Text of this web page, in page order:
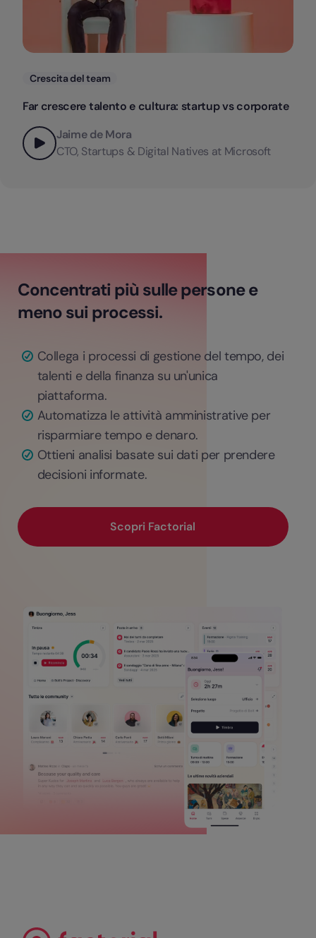
Categorie
Crescita del team
Far crescere talento e cultura: startup vs corporate
Jaime de Mora
CTO, Startups & Digital Natives at Microsoft
Concentrati più sulle persone e
meno sui processi.
Collega i processi di gestione del tempo, dei
talenti e della finanza su un'unica
piattaforma.
Automatizza le attività amministrative per
risparmiare tempo e denaro.
Ottieni analisi basate sui dati per prendere
decisioni informate.
Scopri Factorial